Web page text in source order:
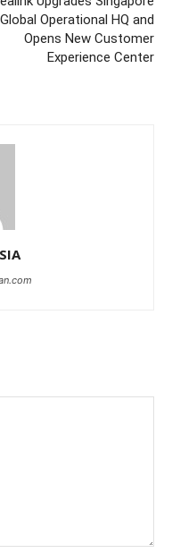
Global Operational HQ and
Opens New Customer
Experience Center